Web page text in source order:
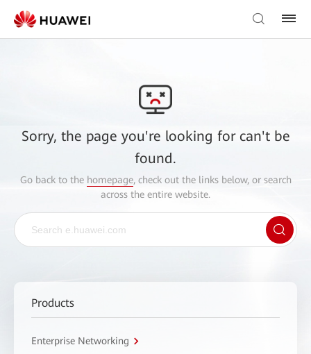
Sorry, the page you're looking for can't be
found.
Go back to the homepage, check out the links below, or search
across the entire website.
Products
Enterprise Networking